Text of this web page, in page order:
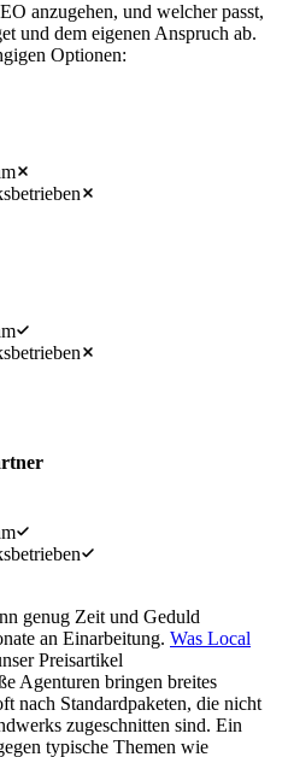
anzugehen, und welcher passt,
und dem eigenen Anspruch ab.
Optionen:
genug Zeit und Geduld
an Einarbeitung. Was Local
Preisartikel
Agenturen bringen breites
nach Standardpaketen, die nicht
zugeschnitten sind. Ein
typische Themen wie